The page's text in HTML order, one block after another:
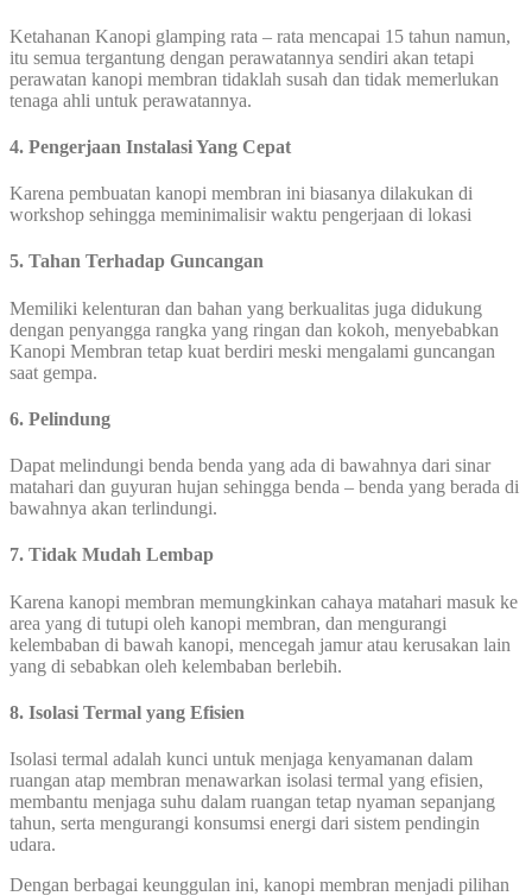
Ketahanan Kanopi glamping rata – rata mencapai 15 tahun namun,
itu semua tergantung dengan perawatannya sendiri akan tetapi
perawatan kanopi membran tidaklah susah dan tidak memerlukan
tenaga ahli untuk perawatannya.
4. Pengerjaan Instalasi Yang Cepat
Karena pembuatan kanopi membran ini biasanya dilakukan di
workshop sehingga meminimalisir waktu pengerjaan di lokasi
5. Tahan Terhadap Guncangan
Memiliki kelenturan dan bahan yang berkualitas juga didukung
dengan penyangga rangka yang ringan dan kokoh, menyebabkan
Kanopi Membran tetap kuat berdiri meski mengalami guncangan
saat gempa.
6. Pelindung
Dapat melindungi benda benda yang ada di bawahnya dari sinar
matahari dan guyuran hujan sehingga benda – benda yang berada di
bawahnya akan terlindungi.
7. Tidak Mudah Lembap
Karena kanopi membran memungkinkan cahaya matahari masuk ke
area yang di tutupi oleh kanopi membran, dan mengurangi
kelembaban di bawah kanopi, mencegah jamur atau kerusakan lain
yang di sebabkan oleh kelembaban berlebih.
8. Isolasi Termal yang Efisien
Isolasi termal adalah kunci untuk menjaga kenyamanan dalam
ruangan atap membran menawarkan isolasi termal yang efisien,
membantu menjaga suhu dalam ruangan tetap nyaman sepanjang
tahun, serta mengurangi konsumsi energi dari sistem pendingin
udara.
Dengan berbagai keunggulan ini, kanopi membran menjadi pilihan